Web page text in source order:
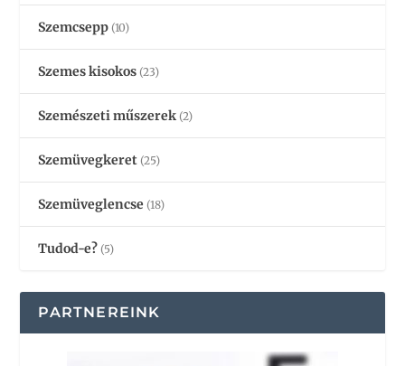
Szemcsepp (10)
Szemes kisokos (23)
Szemészeti műszerek (2)
Szemüvegkeret (25)
Szemüveglencse (18)
Tudod-e? (5)
PARTNEREINK